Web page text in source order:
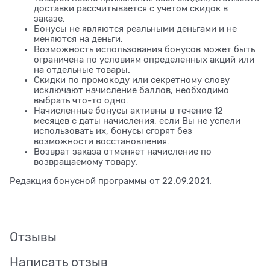
доставки рассчитывается с учетом скидок в
заказе.
Бонусы не являются реальными деньгами и не
меняются на деньги.
Возможность использования бонусов может быть
ограничена по условиям определенных акций или
на отдельные товары.
Скидки по промокоду или секретному слову
исключают начисление баллов, необходимо
выбрать что-то одно.
Начисленные бонусы активны в течение 12
месяцев с даты начисления, если Вы не успели
использовать их, бонусы сгорят без
возможности восстановления.
Возврат заказа отменяет начисление по
возвращаемому товару.
Редакция бонусной программы от 22.09.2021.
Отзывы
Написать отзыв